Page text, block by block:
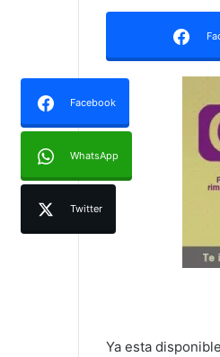
Facebook
WhatsApp
Twitter
Ya esta